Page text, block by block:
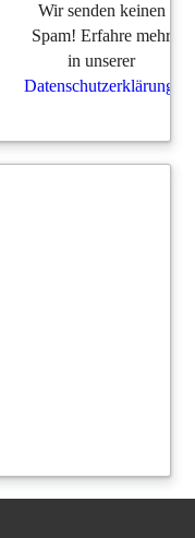
Wir senden keinen
Spam! Erfahre mehr
in unserer
Datenschutzerklärung